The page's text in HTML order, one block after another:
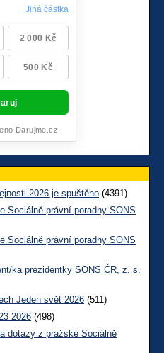
2026 je spuštěno (4391)
Sociálně právní poradny SONS
Sociálně právní poradny SONS
ka prezidentky SONS ČR, z. s.
Jeden svět 2026 (511)
2026 (498)
dotazy z pražské Sociálně